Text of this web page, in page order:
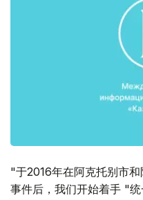
"于2016年在阿克托别市
事件后，我们开始着手 "统